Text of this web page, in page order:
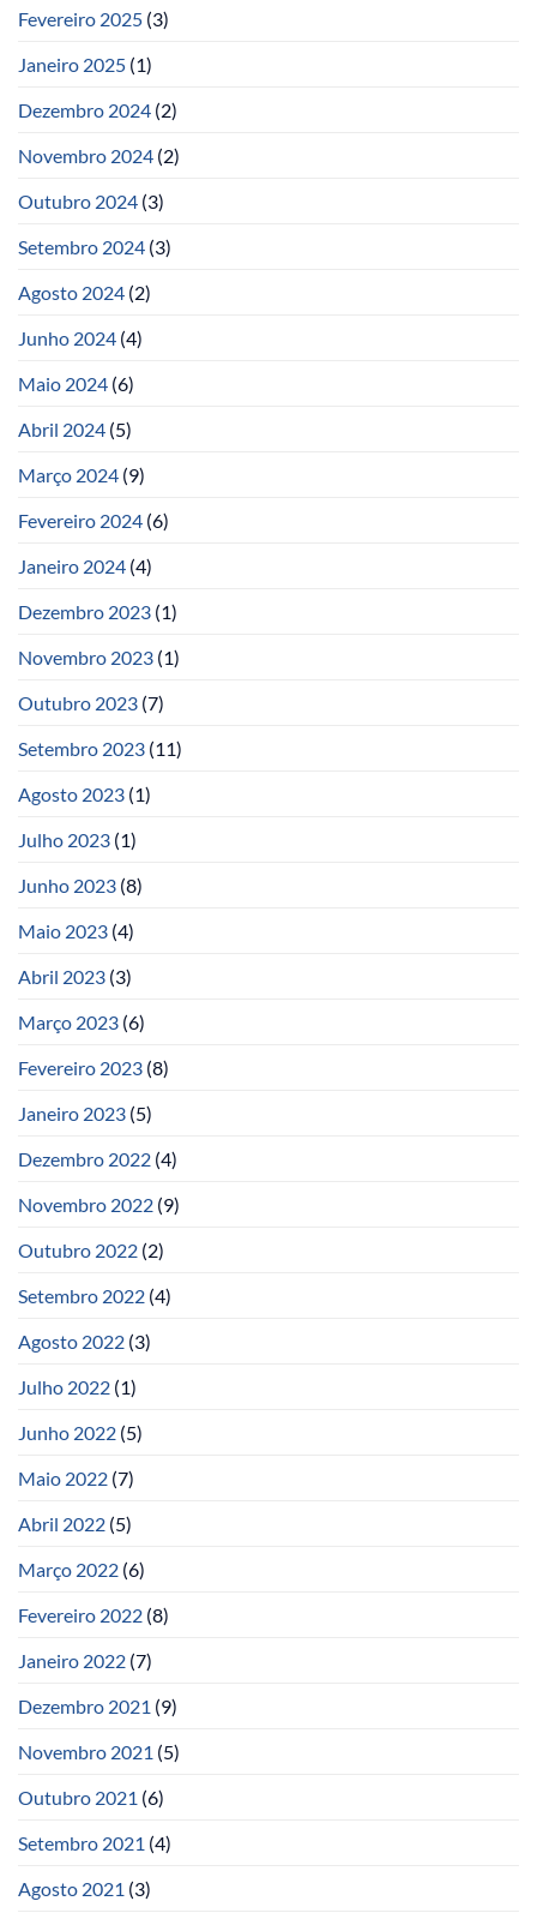
Fevereiro 2025 (3)
Janeiro 2025 (1)
Dezembro 2024 (2)
Novembro 2024 (2)
Outubro 2024 (3)
Setembro 2024 (3)
Agosto 2024 (2)
Junho 2024 (4)
Maio 2024 (6)
Abril 2024 (5)
Março 2024 (9)
Fevereiro 2024 (6)
Janeiro 2024 (4)
Dezembro 2023 (1)
Novembro 2023 (1)
Outubro 2023 (7)
Setembro 2023 (11)
Agosto 2023 (1)
Julho 2023 (1)
Junho 2023 (8)
Maio 2023 (4)
Abril 2023 (3)
Março 2023 (6)
Fevereiro 2023 (8)
Janeiro 2023 (5)
Dezembro 2022 (4)
Novembro 2022 (9)
Outubro 2022 (2)
Setembro 2022 (4)
Agosto 2022 (3)
Julho 2022 (1)
Junho 2022 (5)
Maio 2022 (7)
Abril 2022 (5)
Março 2022 (6)
Fevereiro 2022 (8)
Janeiro 2022 (7)
Dezembro 2021 (9)
Novembro 2021 (5)
Outubro 2021 (6)
Setembro 2021 (4)
Agosto 2021 (3)